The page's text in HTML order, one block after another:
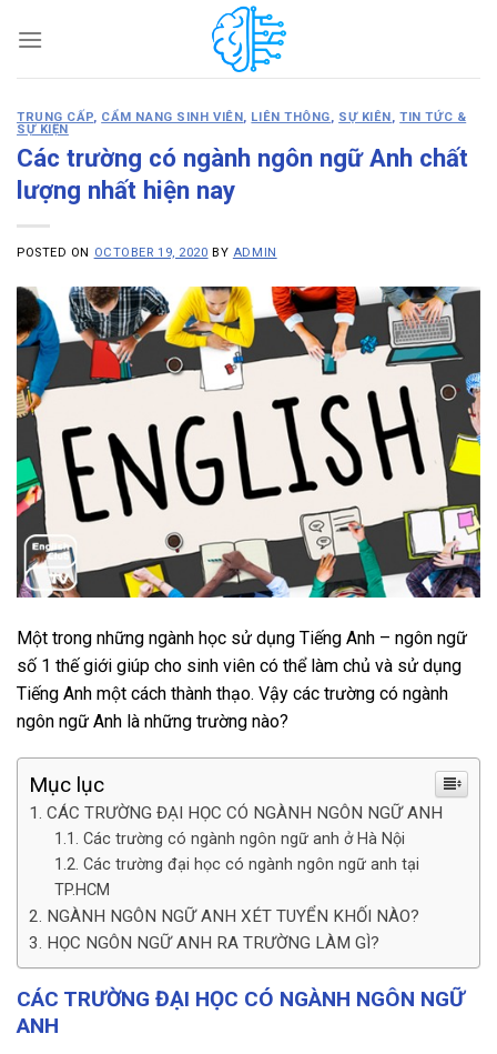
TRUNG CẤP, CẨM NANG SINH VIÊN, LIÊN THÔNG, SỰ KIÊN,TIN TỨC &
SỰ KIỆN
Các trường có ngành ngôn ngữ Anh chất
lượng nhất hiện nay
POSTED ON OCTOBER 19, 2020 BY ADMIN
Một trong những ngành học sử dụng Tiếng Anh – ngôn ngữ
số 1 thế giới giúp cho sinh viên có thể làm chủ và sử dụng
Tiếng Anh một cách thành thạo. Vậy các trường có ngành
ngôn ngữ Anh là những trường nào?
Mục lục
CÁC TRƯỜNG ĐẠI HỌC CÓ NGÀNH NGÔN NGỮ ANH
Các trường có ngành ngôn ngữ anh ở Hà Nội
Các trường đại học có ngành ngôn ngữ anh tại
TP.HCM
NGÀNH NGÔN NGỮ ANH XÉT TUYỂN KHỐI NÀO?
HỌC NGÔN NGỮ ANH RA TRƯỜNG LÀM GÌ?
CÁC TRƯỜNG ĐẠI HỌC CÓ NGÀNH NGÔN NGỮ
ANH